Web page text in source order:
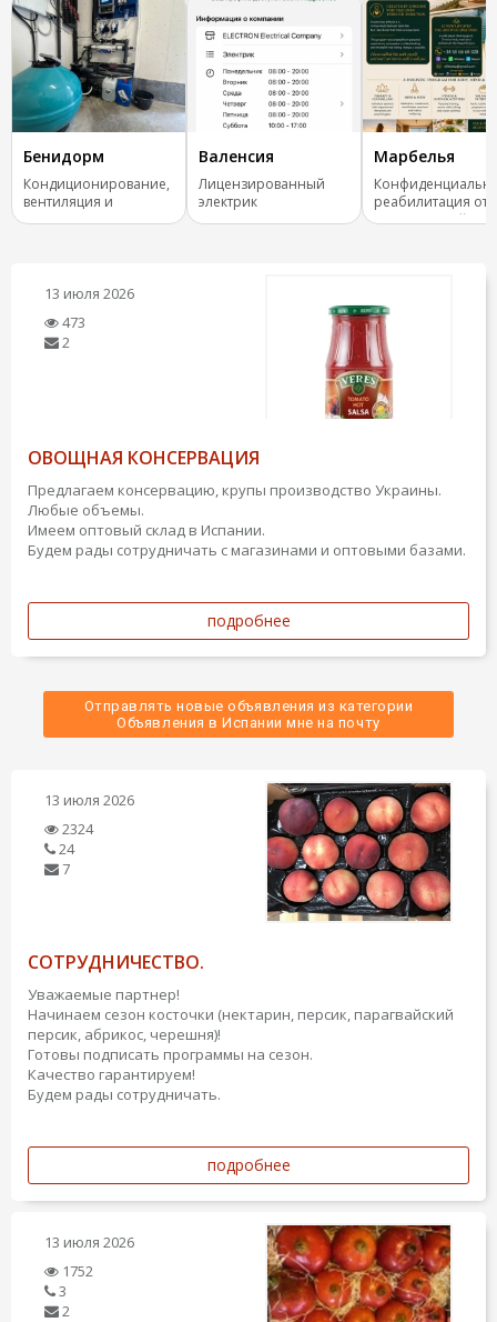
Бенидорм
Кондиционирование,
вентиляция и
отопление.
Валенсия
Лицензированный
электрик
Марбелья
реабилитация от
зависимостей
13 июля 2026
473
2
ОВОЩНАЯ КОНСЕРВАЦИЯ
Предлагаем консервацию, крупы производство Украины.
Любые объемы.
Имеем оптовый склад в Испании.
Будем рады сотрудничать с магазинами и оптовыми базами.
подробнее
Отправлять новые объявления из категории
Объявления в Испании мне на почту
13 июля 2026
2324
24
7
СОТРУДНИЧЕСТВО.
Уважаемые партнер!
Начинаем сезон косточки (нектарин, персик, парагвайский
персик, абрикос, черешня)!
Готовы подписать программы на сезон.
Качество гарантируем!
Будем рады сотрудничать.
подробнее
13 июля 2026
1752
3
2